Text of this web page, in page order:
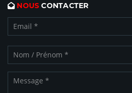
NOUS CONTACTER